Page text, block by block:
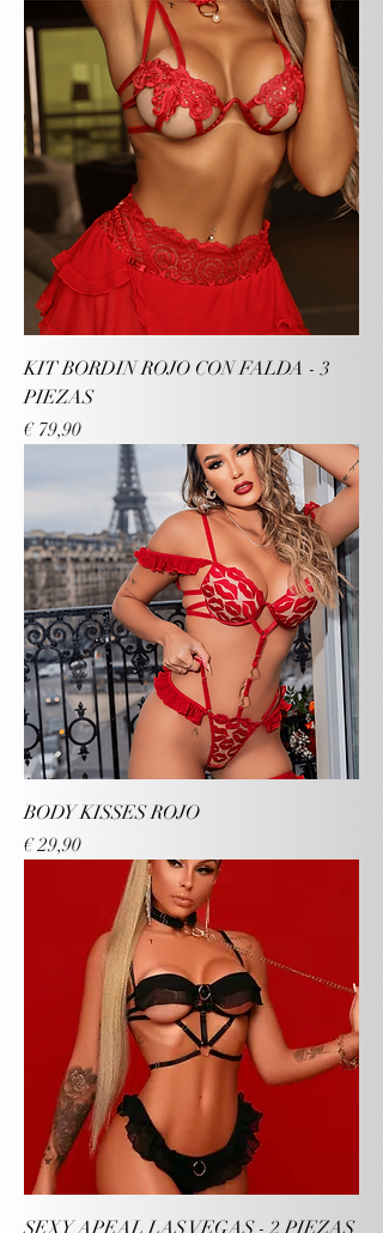
KIT BORDIN ROJO CON FALDA - 3
PIEZAS
Preço
€ 79,90
BODY KISSES ROJO
Preço
€ 29,90